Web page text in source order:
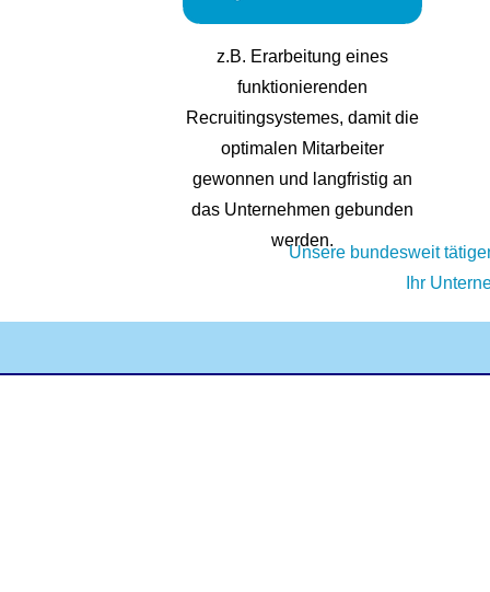
z.B. Erarbeitung eines
funktionierenden
Recruitingsystemes, damit die
optimalen Mitarbeiter
gewonnen und langfristig an
das Unternehmen gebunden
werden.
Unsere bundesweit
Ihr